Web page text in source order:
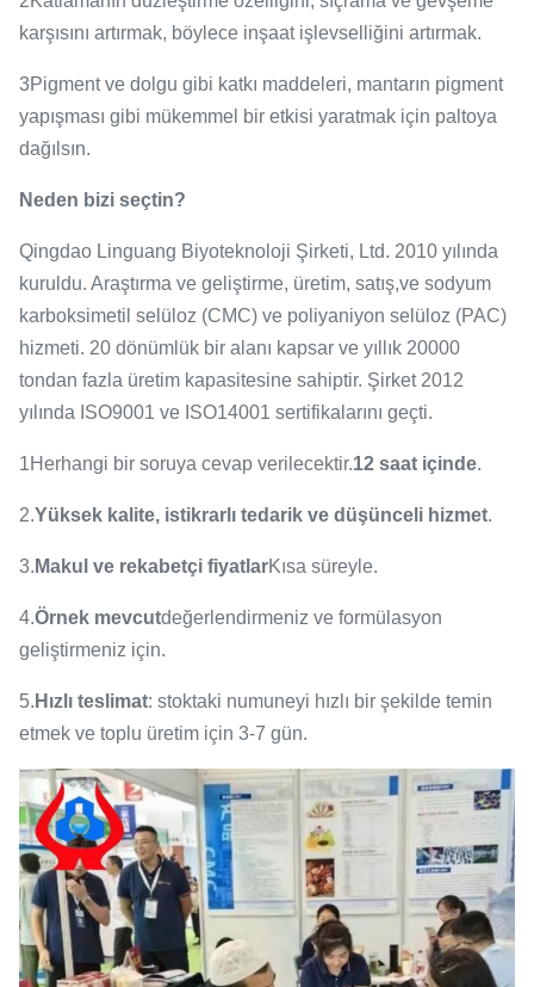
karşısını artırmak, böylece inşaat işlevselliğini artırmak.
3Pigment ve dolgu gibi katkı maddeleri, mantarın pigment
yapışması gibi mükemmel bir etkisi yaratmak için paltoya
dağılsın.
Neden bizi seçtin?
Qingdao Linguang Biyoteknoloji Şirketi, Ltd. 2010 yılında
kuruldu. Araştırma ve geliştirme, üretim, satış,ve sodyum
karboksimetil selüloz (CMC) ve poliyaniyon selüloz (PAC)
hizmeti. 20 dönümlük bir alanı kapsar ve yıllık 20000
tondan fazla üretim kapasitesine sahiptir. Şirket 2012
yılında ISO9001 ve ISO14001 sertifikalarını geçti.
1Herhangi bir soruya cevap verilecektir.12 saat içinde.
2.Yüksek kalite, istikrarlı tedarik ve düşünceli hizmet.
3. Makul ve rekabetçi fiyatlarKısa süreyle.
4.Örnek mevcutdeğerlendirmeniz ve formülasyon
geliştirmeniz için.
5. Hızlı teslimat: stoktaki numuneyi hızlı bir şekilde temin
etmek ve toplu üretim için 3-7 gün.